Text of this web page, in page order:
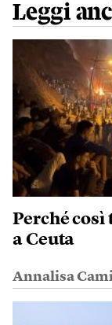
Leggi
Perché
a Ceuta
Annalisa